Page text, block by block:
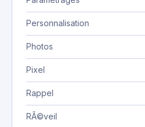
Personnalisation
Photos
Pixel
Rappel
RÃ©veil